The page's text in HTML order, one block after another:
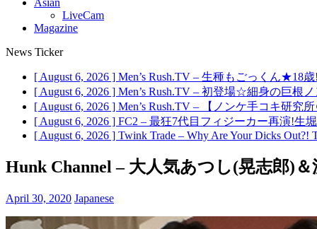
LiveCam
Magazine
News Ticker
[ August 6, 2026 ] Men’s Rush.TV – 生種もごっくん★18
[ August 6, 2026 ] Men’s Rush.TV – 初登場☆細身の巨根
[ August 6, 2026 ] Men’s Rush.TV – 【ノンケ手コキ研究
[ August 6, 2026 ] FC2 – 最狂7代目フィジーカー再演!生
[ August 6, 2026 ] Twink Trade – Why Are Your Dicks Out?!
Hunk Channel – 大人気あつし(晃志郎)
April 30, 2020 Japanese